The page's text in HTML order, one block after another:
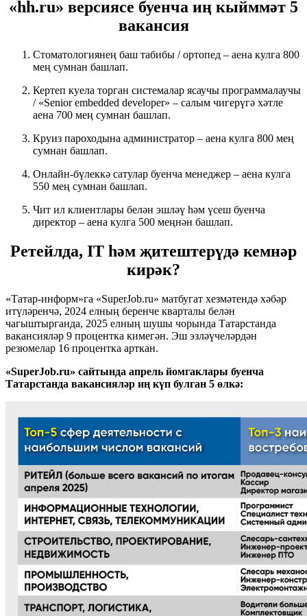
«hh.ru» версиясе буенча иң кыйммәт 5
вакансия
Стоматологиянең баш табибы / ортопед – аена кулга 800
мең сумнан башлап.
Кертеп куела торган системалар ясаучы программалаучы
/ «Senior embedded developer» – салым чигерүгә хәтле
аена 700 мең сумнан башлап.
Круиз пароходына администратор – аена кулга 800 мең
сумнан башлап.
Онлайн-бүлеккә сатулар буенча менеджер – аена кулга
550 мең сумнан башлап.
Чит ил клиентлары белән эшләү һәм үсеш буенча
директор – аена кулга 500 меңнән башлап.
Ретейлда, IT һәм җитештерүдә кемнәр
кирәк?
«Татар-информ»га «SuperJob.ru» матбугат хезмәтендә хәбәр
итүләренчә, 2024 елның беренче кварталы белән
чагыштырганда, 2025 елның шушы чорында Татарстанда
вакансияләр 9 процентка кимегән. Эш эзләүчеләрдән
резюмелар 16 процентка арткан.
«SuperJob.ru» сайтында апрель йомгаклары буенча
Татарстанда вакансияләр иң күп булган 5 өлкә: